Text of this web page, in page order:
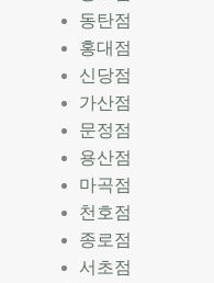
동탄점
홍대점
신당점
가산점
문정점
용산점
마곡점
천호점
종로점
서초점